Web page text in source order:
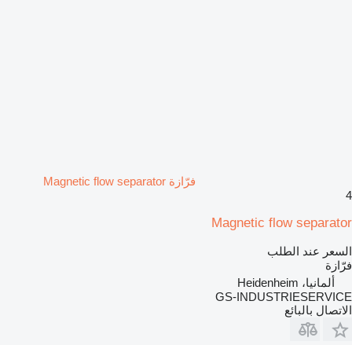
فرّازة Magnetic flow separator
4
Magnetic flow separator
السعر عند الطلب
فرّازة
ألمانيا، Heidenheim
GS-INDUSTRIESERVICE
الاتصال بالبائع